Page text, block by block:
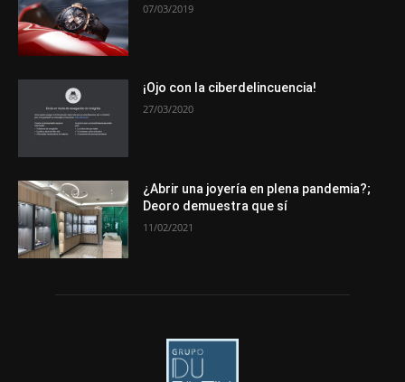
07/03/2019
¡Ojo con la ciberdelincuencia!
27/03/2020
¿Abrir una joyería en plena pandemia?;
Deoro demuestra que sí
11/02/2021